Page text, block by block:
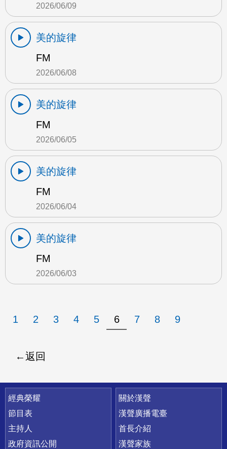
2026/06/09
美的旋律
FM
2026/06/08
美的旋律
FM
2026/06/05
美的旋律
FM
2026/06/04
美的旋律
FM
2026/06/03
1 2 3 4 5 6 7 8 9
返回
快速連結
經典榮耀
節目表
主持人
政府資訊公開
關於漢聲
漢聲廣播電臺
首長介紹
漢聲家族